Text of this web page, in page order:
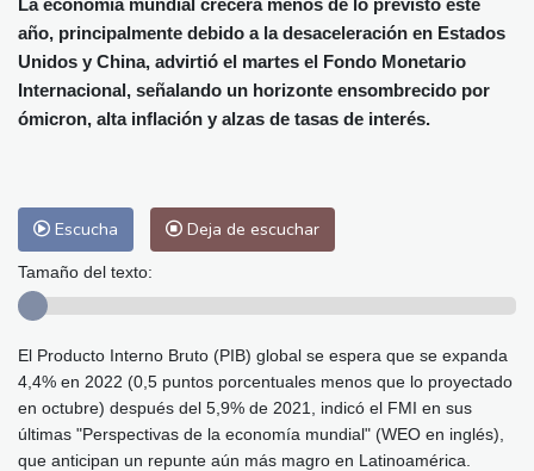
Málaga
34 °C Murcia
34 °C
Las Palmas de Gran Canaria
26 °C
Ibiza
31 °C Buenos Aires
9 °C
Caracas
26 °C Managua
año, principalmente debido a la desaceleración en Estados
Unidos y China, advirtió el martes el Fondo Monetario
Internacional, señalando un horizonte ensombrecido por
ómicron, alta inflación y alzas de tasas de interés.
Escucha Deja de escuchar
Tamaño del texto:
El Producto Interno Bruto (PIB) global se espera que se expanda
4,4% en 2022 (0,5 puntos porcentuales menos que lo proyectado
en octubre) después del 5,9% de 2021, indicó el FMI en sus
últimas "Perspectivas de la economía mundial" (WEO en inglés),
que anticipan un repunte aún más magro en Latinoamérica.